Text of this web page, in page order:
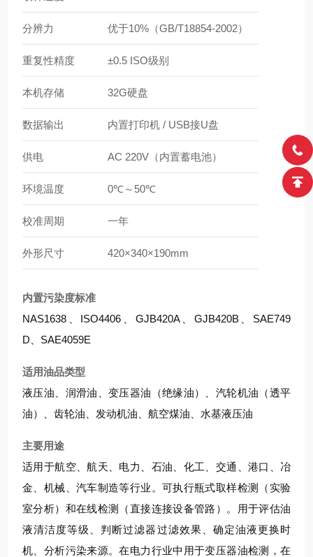
分辨力 优于10%（GB/T18854-2002）
重复性精度 ±0.5 ISO级别
本机存储 32G硬盘
数据输出 内置打印机 / USB接U盘
供电 AC 220V（内置蓄电池）
环境温度 0℃～50℃
校准周期 一年
外形尺寸 420×340×190mm
内置污染度标准
NAS1638、ISO4406、GJB420A、GJB420B、SAE749
D、SAE4059E
适用油品类型
液压油、润滑油、变压器油（绝缘油）、汽轮机油（透平
油）、齿轮油、发动机油、航空煤油、水基液压油
主要用途
适用于航空、航天、电力、石油、化工、交通、港口、冶
金、机械、汽车制造等行业。可执行瓶式取样检测（实验
室分析）和在线检测（直接连接设备管路）。用于评估油
液清洁度等级、判断过滤器过滤效果、确定油液更换时
机、分析污染来源。在电力行业中用于变压器油检测，在